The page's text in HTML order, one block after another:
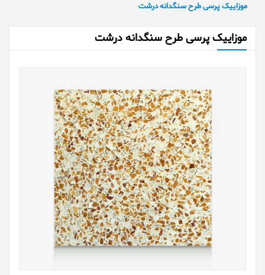
موزاییک پرسی طرح سنگدانه درشت
موزاییک پرسی طرح سنگدانه درشت